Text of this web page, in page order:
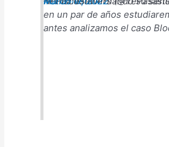
en un par de años
antes analizamos el caso